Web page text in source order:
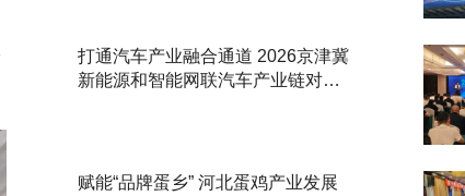
打通汽车产业融合通道 2026京津冀
新能源和智能网联汽车产业链对接
赋能“品牌蛋乡” 河北蛋鸡产业发展